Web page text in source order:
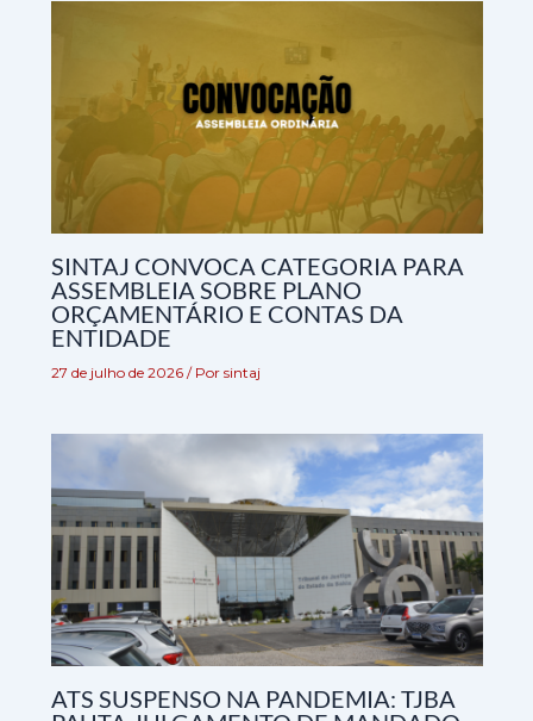
SINTAJ CONVOCA CATEGORIA PARA
ASSEMBLEIA SOBRE PLANO
ORÇAMENTÁRIO E CONTAS DA
ENTIDADE
27 de julho de 2026 / Por sintaj
ATS SUSPENSO NA PANDEMIA: TJBA